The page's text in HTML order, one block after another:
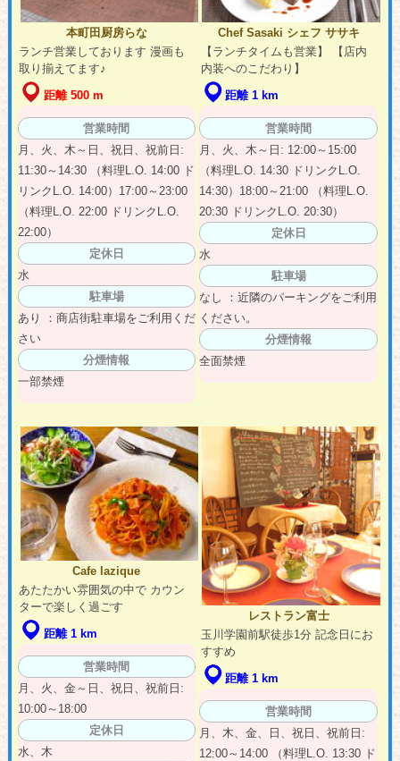
本町田厨房らな
ランチ営業しております 漫画も
取り揃えてます♪
距離 500 m
営業時間
月、火、木～日、祝日、祝前日:
11:30～14:30 （料理L.O. 14:00 ド
リンクL.O. 14:00）17:00～23:00
（料理L.O. 22:00 ドリンクL.O.
22:00）
定休日
水
駐車場
あり ：商店街駐車場をご利用くだ
さい
分煙情報
一部禁煙
Chef Sasaki シェフ ササキ
【ランチタイムも営業】 【店内
内装へのこだわり】
距離 1 km
営業時間
月、火、木～日: 12:00～15:00
（料理L.O. 14:30 ドリンクL.O.
14:30）18:00～21:00 （料理L.O.
20:30 ドリンクL.O. 20:30）
定休日
水
駐車場
なし ：近隣のパーキングをご利用
ください。
分煙情報
全面禁煙
Cafe lazique
あたたかい雰囲気の中で カウン
ターで楽しく過ごす
距離 1 km
営業時間
月、火、金～日、祝日、祝前日:
10:00～18:00
定休日
水、木
レストラン富士
玉川学園前駅徒歩1分 記念日にお
すすめ
距離 1 km
営業時間
月、木、金、日、祝日、祝前日:
12:00～14:00 （料理L.O. 13:30 ド